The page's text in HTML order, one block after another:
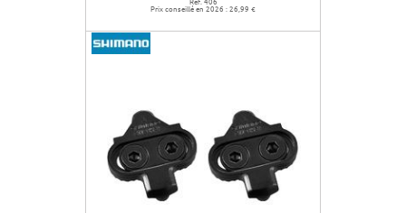
Prix conseillé en 2026 : 26,99 €